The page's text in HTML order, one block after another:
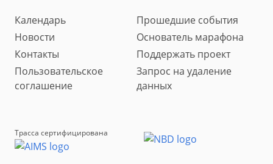
Календарь
Прошедшие события
Новости
Основатель марафона
Контакты
Поддержать проект
Пользовательское
соглашение
Запрос на удаление
данных
Трасса сертифицирована